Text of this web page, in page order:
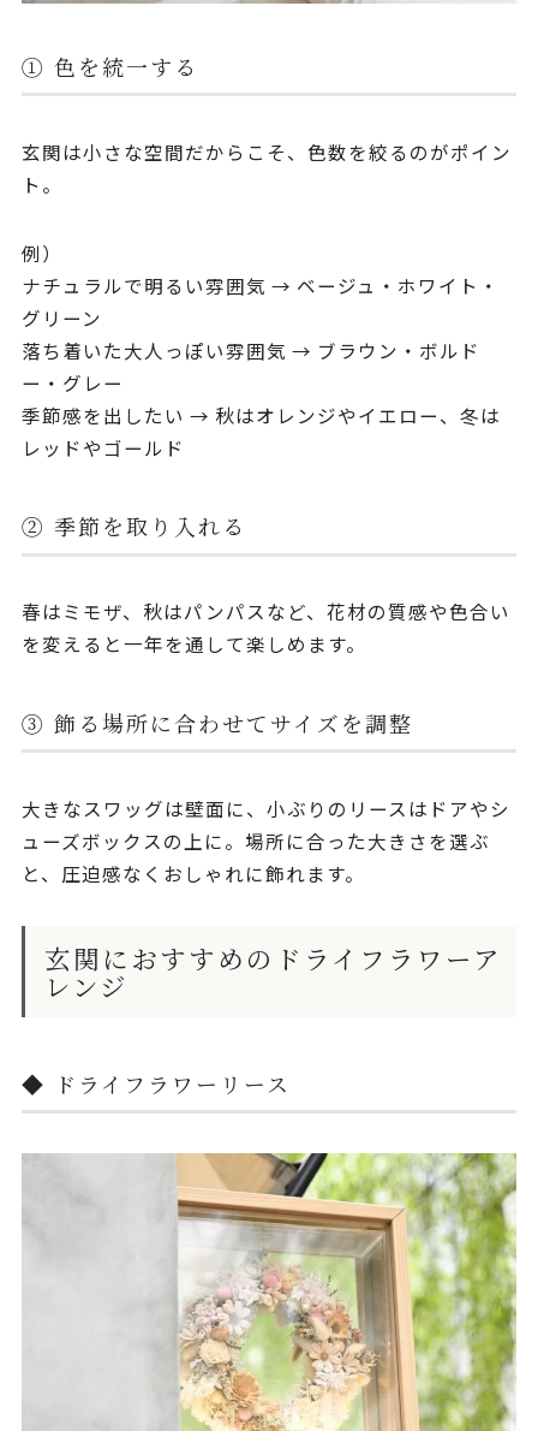
① 色を統一する
玄関は小さな空間だからこそ、色数を絞るのがポイン
ト。
例）
ナチュラルで明るい雰囲気 → ベージュ・ホワイト・
グリーン
落ち着いた大人っぽい雰囲気 → ブラウン・ボルド
ー・グレー
季節感を出したい → 秋はオレンジやイエロー、冬は
レッドやゴールド
② 季節を取り入れる
春はミモザ、秋はパンパスなど、花材の質感や色合い
を変えると一年を通して楽しめます。
③ 飾る場所に合わせてサイズを調整
大きなスワッグは壁面に、小ぶりのリースはドアやシ
ューズボックスの上に。場所に合った大きさを選ぶ
と、圧迫感なくおしゃれに飾れます。
玄関におすすめのドライフラワーア
レンジ
◆ ドライフラワーリース